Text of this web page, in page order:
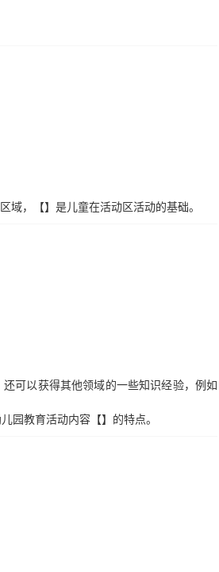
域，【】是儿童在活动区活动的基础。
可以获得其他领域的一些知识经验，例如
园教育活动内容【】的特点。